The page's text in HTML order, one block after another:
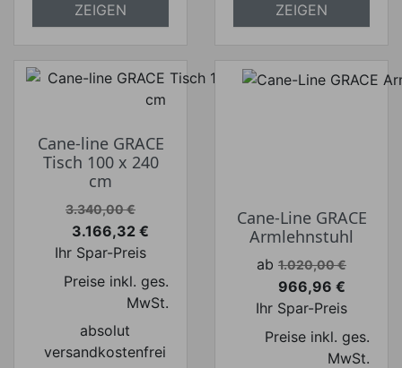
ZEIGEN
ZEIGEN
Cane-line GRACE
Tisch 100 x 240
cm
Verkaufspreis
3.340,00 €
Preis
3.166,32 €
Ihr Spar-Preis
Preise inkl. ges.
MwSt.
absolut
versandkostenfrei
Cane-Line GRACE
Armlehnstuhl
Verkaufspreis
ab 1.020,00 €
Preis
966,96 €
Ihr Spar-Preis
Preise inkl. ges.
MwSt.